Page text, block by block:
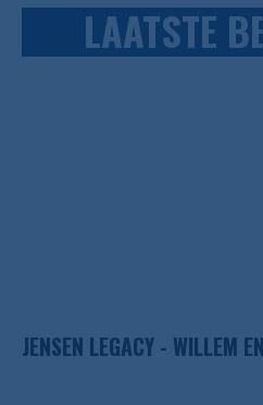
LAATSTE
JENSEN LEGACY - WILLEM